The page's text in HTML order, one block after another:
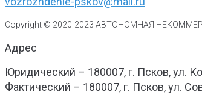
Copyright © 2020-2023 АВТОНОМНАЯ
Адрес
Юридический – 180007, г. Псков, ул.
Фактический – 180007, г. Псков, ул.